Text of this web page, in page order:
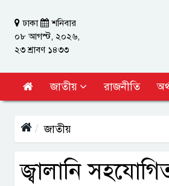
ঢাকা
শনিবার
০৮ আগস্ট, ২০২৬,
২৩ শ্রাবণ ১৪৩৩
জাতীয় রাজনীতি
জাতীয়
জ্বালানি